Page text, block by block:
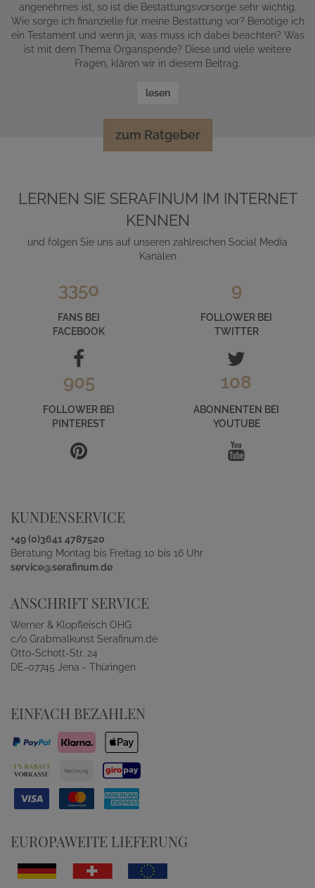
angenehmes ist, so ist die Bestattungsvorsorge sehr wichtig.
Wie sorge ich finanzielle für meine Bestattung vor? Benötige ich
ein Testament und wenn ja, was muss ich dabei beachten? Was
ist mit dem Thema Organspende? Diese und viele weitere
Fragen, klären wir in diesem Beitrag.
lesen
zum Ratgeber
LERNEN SIE SERAFINUM IM INTERNET
KENNEN
und folgen Sie uns auf unseren zahlreichen Social Media
Kanälen
3350
FANS BEI
FACEBOOK
9
FOLLOWER BEI
TWITTER
905
FOLLOWER BEI
PINTEREST
108
ABONNENTEN BEI
YOUTUBE
KUNDENSERVICE
+49 (0)3641 4787520
Beratung Montag bis Freitag 10 bis 16 Uhr
service@serafinum.de
ANSCHRIFT SERVICE
Werner & Klopfleisch OHG
c/o Grabmalkunst Serafinum.de
Otto-Schott-Str. 24
DE-07745 Jena - Thüringen
EINFACH BEZAHLEN
EUROPAWEITE LIEFERUNG